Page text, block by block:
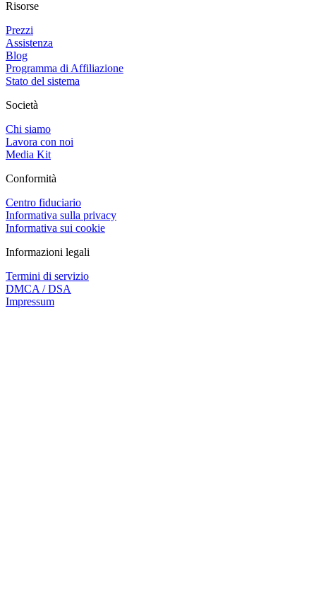
Risorse
Prezzi
Assistenza
Blog
Programma di Affiliazione
Stato del sistema
Società
Chi siamo
Lavora con noi
Media Kit
Conformità
Centro fiduciario
Informativa sulla privacy
Informativa sui cookie
Informazioni legali
Termini di servizio
DMCA / DSA
Impressum